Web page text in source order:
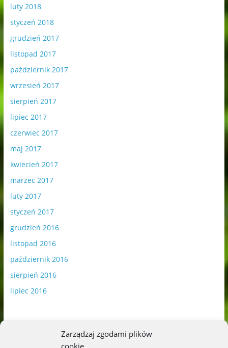
Zarządzaj zgodami plików
cookie
luty 2018
styczeń 2018
grudzień 2017
listopad 2017
październik 2017
wrzesień 2017
sierpień 2017
lipiec 2017
czerwiec 2017
maj 2017
kwiecień 2017
marzec 2017
luty 2017
styczeń 2017
grudzień 2016
listopad 2016
październik 2016
sierpień 2016
lipiec 2016